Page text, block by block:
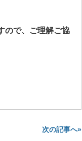
ので、ご理解ご協
次の記事へ»